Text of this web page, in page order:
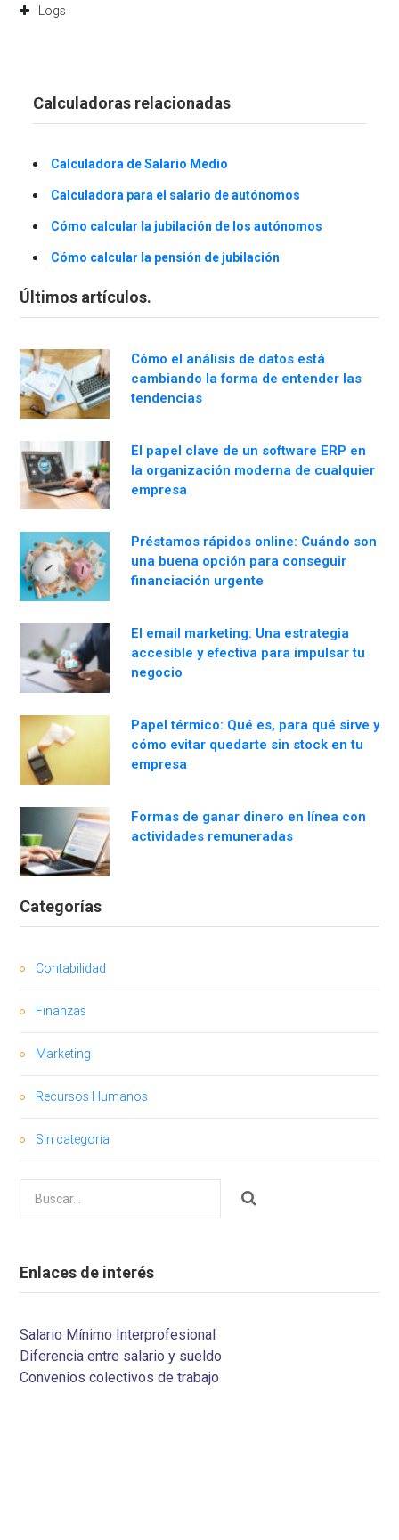
Logs
Calculadoras relacionadas
Calculadora de Salario Medio
Calculadora para el salario de autónomos
Cómo calcular la jubilación de los autónomos
Cómo calcular la pensión de jubilación
Últimos artículos.
Cómo el análisis de datos está
cambiando la forma de entender las
tendencias
El papel clave de un software ERP en
la organización moderna de cualquier
empresa
Préstamos rápidos online: Cuándo son
una buena opción para conseguir
financiación urgente
El email marketing: Una estrategia
accesible y efectiva para impulsar tu
negocio
Papel térmico: Qué es, para qué sirve y
cómo evitar quedarte sin stock en tu
empresa
Formas de ganar dinero en línea con
actividades remuneradas
Categorías
Contabilidad
Finanzas
Marketing
Recursos Humanos
Sin categoría
por:
Enlaces de interés
Salario Mínimo Interprofesional
Diferencia entre salario y sueldo
Convenios colectivos de trabajo